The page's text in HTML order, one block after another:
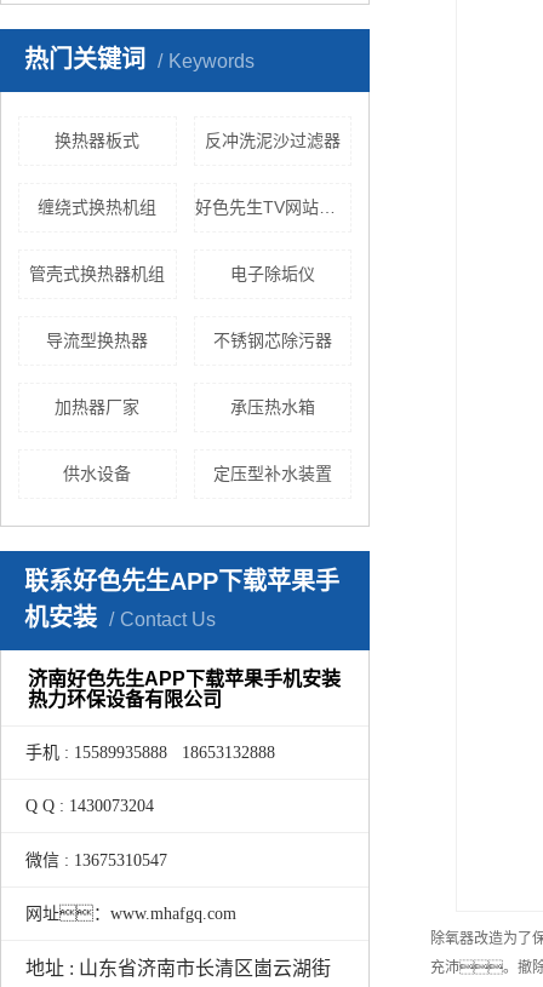
热门关键词 Keywords
换热器板式 反冲洗泥沙过滤器
缠绕式换热机组 好色先生TV网站换热机组
管壳式换热器机组 电子除垢仪
导流型换热器 不锈钢芯除污器
加热器厂家 承压热水箱
供水设备 定压型补水装置
联系好色先生APP下载苹果手
机安装
Contact Us
济南好色先生APP下载苹果手机安装
热力环保设备有限公司
手机 : 15589935888 18653132888
Q Q : 1430073204
微信 : 13675310547
网址：www.mhafgq.com
地址 : 山东省济南市长清区崮云湖街
除氧器改造为了
充沛。撤除